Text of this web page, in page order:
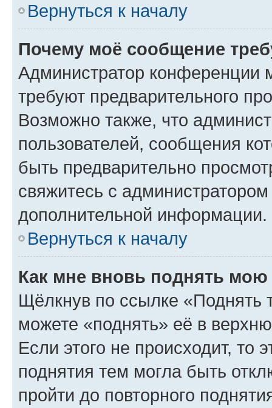
Вернуться к началу
Почему моё сообщение
Администратор конференции
требуют предварительного
Возможно также, что
пользователей, сообщения
быть предварительно
свяжитесь с
дополнительной информации.
Вернуться к началу
Как мне вновь поднять мою
Щёлкнув по ссылке «Поднять
можете «поднять» её в
Если этого не происходит, то
поднятия тем могла быть
пройти до повторного